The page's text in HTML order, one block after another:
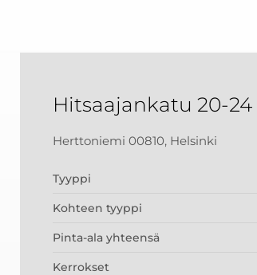
Hitsaajankatu 20-24
Herttoniemi 00810, Helsinki
Tyyppi
Kohteen tyyppi
Pinta-ala yhteensä
Kerrokset